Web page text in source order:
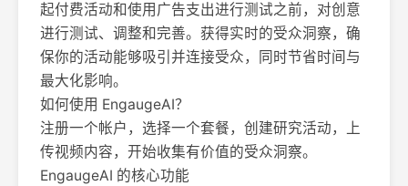
起付费活动和使用广告支出进行测试之前，对创意
进行测试、调整和完善。获得实时的受众洞察，确
保你的活动能够吸引并连接受众，同时节省时间与
最大化影响。
如何使用 EngaugeAI？
注册一个帐户，选择一个套餐，创建研究活动，上
传视频内容，开始收集有价值的受众洞察。
EngaugeAI 的核心功能